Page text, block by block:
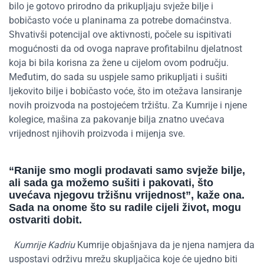
bilo je gotovo prirodno da prikupljaju svježe bilje i
bobičasto voće u planinama za potrebe domaćinstva.
Shvativši potencijal ove aktivnosti, počele su ispitivati
mogućnosti da od ovoga naprave profitabilnu djelatnost
koja bi bila korisna za žene u cijelom ovom području.
Međutim, do sada su uspjele samo prikupljati i sušiti
ljekovito bilje i bobičasto voće, što im otežava lansiranje
novih proizvoda na postojećem tržištu. Za Kumrije i njene
kolegice, mašina za pakovanje bilja znatno uvećava
vrijednost njihovih proizvoda i mijenja sve.
“Ranije smo mogli prodavati samo svježe bilje,
ali sada ga možemo sušiti i pakovati, što
uvećava njegovu tržišnu vrijednost”, kaže ona.
Sada na onome što su radile cijeli život, mogu
ostvariti dobit.
Kumrije Kadriu Kumrije objašnjava da je njena namjera da
uspostavi održivu mrežu skupljačica koje će ujedno biti